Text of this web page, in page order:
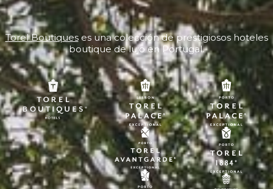
Torel Boutiqueses una colección de prestigiosos hoteles
boutique de lujo en Portugal.